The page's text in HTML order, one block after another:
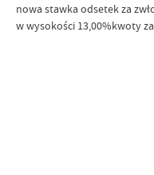
nowa stawka odsetek za
w wysokości 13,00%kwoty